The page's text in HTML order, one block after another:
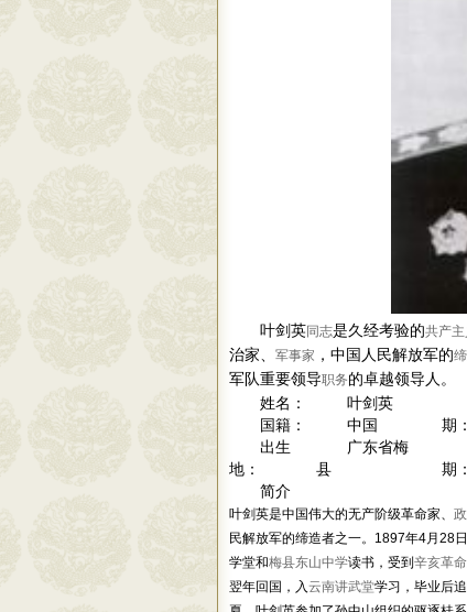
叶剑英同志是久经考验的共产主
治家、 军事家 ，中国人民解放军的
军队重要领导职务的卓越领导人。
姓名：
叶剑英
国籍：
中国
出生
地：
广东省梅
县
期：
期：
简介
叶剑英是中国伟大的无产阶级革命家、
民解放军的缔造者之一。1897年4月28
学堂和梅县东山中学读书，受到 辛亥革命
翌年回国，入云南讲武堂学习，毕业后